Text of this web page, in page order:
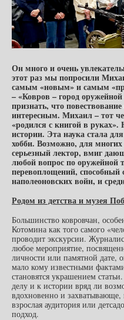
Он много и очень
этот раз мы попросили
самым «новым» и самым
– «Ковров – город
признать, что
интересным. Михаил – тот
«родился с книгой в руках».
истории. Эта наука стала
хобби. Возможно, для
серьезный лектор, вмиг
любой вопрос по оружейной
перевоплощений, способный
наполеоновских войн, и
Родом из детства и музея
Большинство ковровчан,
Котомина как того самого
проводит экскурсии.
любое мероприятие,
личности или памятной дате,
мало кому известными
становятся украшением
делу и к истории вряд ли
вдохновенно и захватывающе,
взрослая аудитория или
подход.